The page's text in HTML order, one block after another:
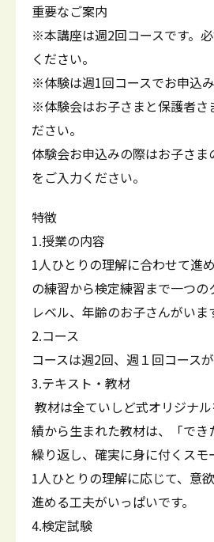
重要なご案内
※本講座は週2回コースです。
ください。
※体験は週1回コースでお申込み
※体験会はお子さまと保護者さ
ださい。
体験会お申込みの際はお子さま
をご入力ください。
特徴
1.授業の内容
1人ひとりの理解に合わせて進
の練習から検定練習まで一つ
レベル、年齢のお子さんがいま
2.コース
コースは週2回、週１回コースが
3.テキスト・教材
教材は全ていしど式オリジナ
績から生まれた教材は、「でき
繰り返し、確実に身に付くスモ
1人ひとりの理解に応じて、意
進める工夫がいっぱいです。
4.検定試験